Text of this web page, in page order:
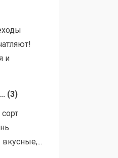
и
(3)